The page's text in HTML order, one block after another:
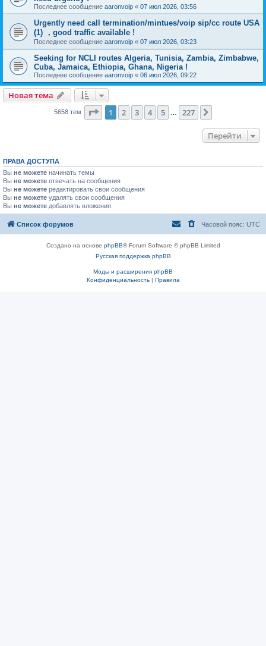
Последнее сообщение aaronvoip « 07 июл 2026, 03:56
Urgently need call termination/mintues/voip sip/cc route USA
(1) ，good traffic available !
Последнее сообщение aaronvoip « 07 июл 2026, 03:23
Seeking for NCLI routes Algeria, Tunisia, Zambia, Zimbabwe,
Cuba, Jamaica, Ethiopia, Ghana, Nigeria !
Последнее сообщение aaronvoip « 06 июл 2026, 09:22
Новая тема
5658 тем Страница из 227
1 2 3 4 5 227
Перейти
ПРАВА ДОСТУПА
Вы не можете начинать темы
Вы не можете отвечать на сообщения
Вы не можете редактировать свои сообщения
Вы не можете удалять свои сообщения
Вы не можете добавлять вложения
Список форумов Часовой пояс: UTC
Создано на основе phpBB® Forum Software © phpBB Limited
Русская поддержка phpBB
Моды и расширения phpBB
Конфиденциальность| Правила